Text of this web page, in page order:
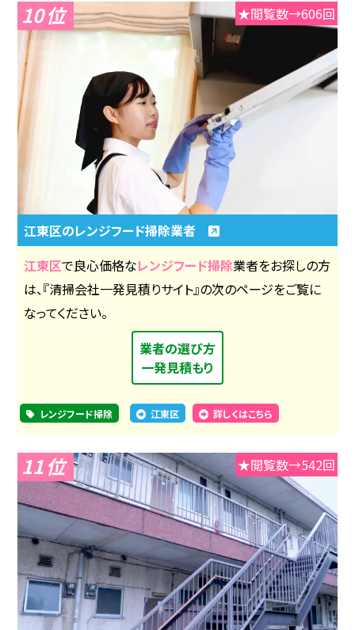
10 ★閲覧数→606回
江東区のレンジフード掃除業者
江東区で良心価格なレンジフード掃除業者をお探しの方
は、『清掃会社一発見積りサイト』の次のページをご覧に
なってください。
業者の選び方
一発見積もり
レンジフード掃除 江東区 詳しくはこちら
11 ★閲覧数→542回